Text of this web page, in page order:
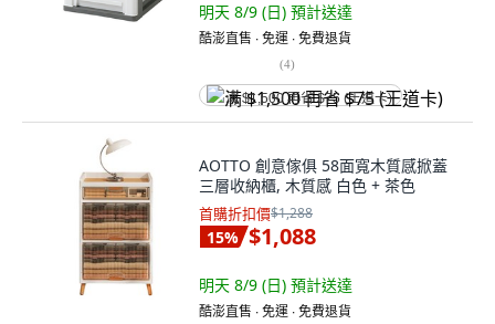
明天 8/9 (日) 預計送達
酷澎直售 ∙ 免運 ∙ 免費退貨
(4)
满 $1,500 再省 $75 (王道卡)
AOTTO 創意傢俱 58面寬木質感掀蓋
三層收納櫃, 木質感 白色 + 茶色
首購折扣價$1,288
15% $1,088
明天 8/9 (日) 預計送達
酷澎直售 ∙ 免運 ∙ 免費退貨